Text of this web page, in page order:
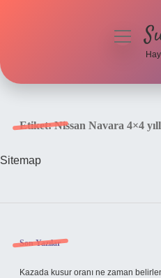
menüyü
Etiket:Nissan Navara 4×4
Sitemap
Sidebar
Son Yazılar
Kazada kusur oranı ne zaman